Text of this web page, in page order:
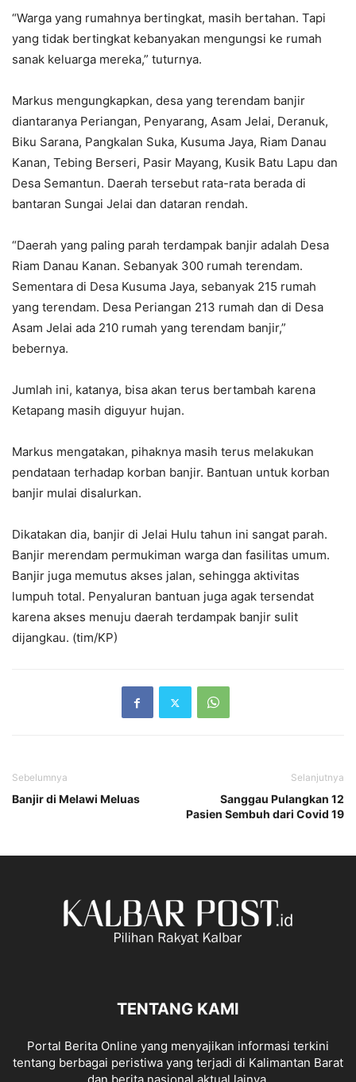
“Warga yang rumahnya bertingkat, masih bertahan. Tapi
yang tidak bertingkat kebanyakan mengungsi ke rumah
sanak keluarga mereka,” tuturnya.
Markus mengungkapkan, desa yang terendam banjir
diantaranya Periangan, Penyarang, Asam Jelai, Deranuk,
Biku Sarana, Pangkalan Suka, Kusuma Jaya, Riam Danau
Kanan, Tebing Berseri, Pasir Mayang, Kusik Batu Lapu dan
Desa Semantun. Daerah tersebut rata-rata berada di
bantaran Sungai Jelai dan dataran rendah.
“Daerah yang paling parah terdampak banjir adalah Desa
Riam Danau Kanan. Sebanyak 300 rumah terendam.
Sementara di Desa Kusuma Jaya, sebanyak 215 rumah
yang terendam. Desa Periangan 213 rumah dan di Desa
Asam Jelai ada 210 rumah yang terendam banjir,”
bebernya.
Jumlah ini, katanya, bisa akan terus bertambah karena
Ketapang masih diguyur hujan.
Markus mengatakan, pihaknya masih terus melakukan
pendataan terhadap korban banjir. Bantuan untuk korban
banjir mulai disalurkan.
Dikatakan dia, banjir di Jelai Hulu tahun ini sangat parah.
Banjir merendam permukiman warga dan fasilitas umum.
Banjir juga memutus akses jalan, sehingga aktivitas
lumpuh total. Penyaluran bantuan juga agak tersendat
karena akses menuju daerah terdampak banjir sulit
dijangkau. (tim/KP)
Sebelumnya
Banjir di Melawi Meluas
Selanjutnya
Sanggau Pulangkan 12
Pasien Sembuh dari Covid 19
TENTANG KAMI
Portal Berita Online yang menyajikan informasi terkini
tentang berbagai peristiwa yang terjadi di Kalimantan Barat